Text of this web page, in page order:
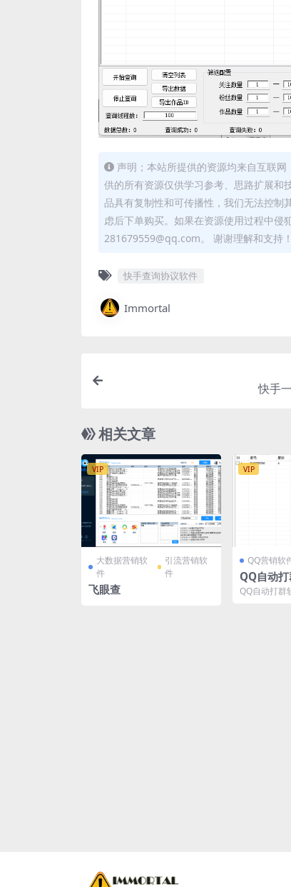
声明；本站所提供的资源均来自互联
供的所有资源仅供学习参考、思路扩展和
品具有复制性和可传播性，我们无法控制
虑后下单购买。如果在资源使用过程中侵
281679559@qq.com。 谢谢理解和支持！
快手查询协议软件
Immortal
快手
相关文章
VIP
大数据营销软
件
引流营销软
件
飞眼查
VIP
QQ营销软
QQ自动
理你的
QQ自动打群